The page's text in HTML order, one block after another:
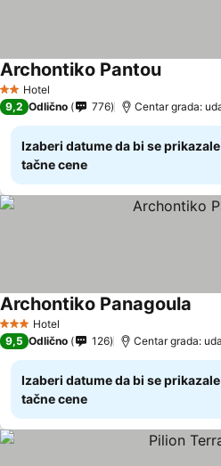
2 Zvezdice
Hotel
Archontiko Pantou
9,2 Odlično 776 Centar grada:
Izaberi datume da bi se prikazale
tačne cene
3 Zvezdice
Hotel
Archontiko Panagoula
9,5 Odlično 126 Centar grada:
Izaberi datume da bi se prikazale
tačne cene